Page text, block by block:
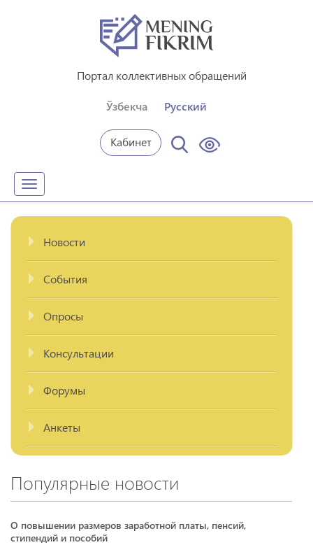
Портал коллективных обращений
Ўзбекча Русский
Кабинет
Toggle
navigation
Новости
События
Опросы
Консультации
Форумы
Анкеты
Популярные новости
О повышении размеров заработной платы, пенсий,
стипендий и пособий